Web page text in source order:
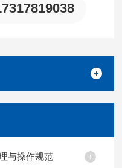
与操作规范